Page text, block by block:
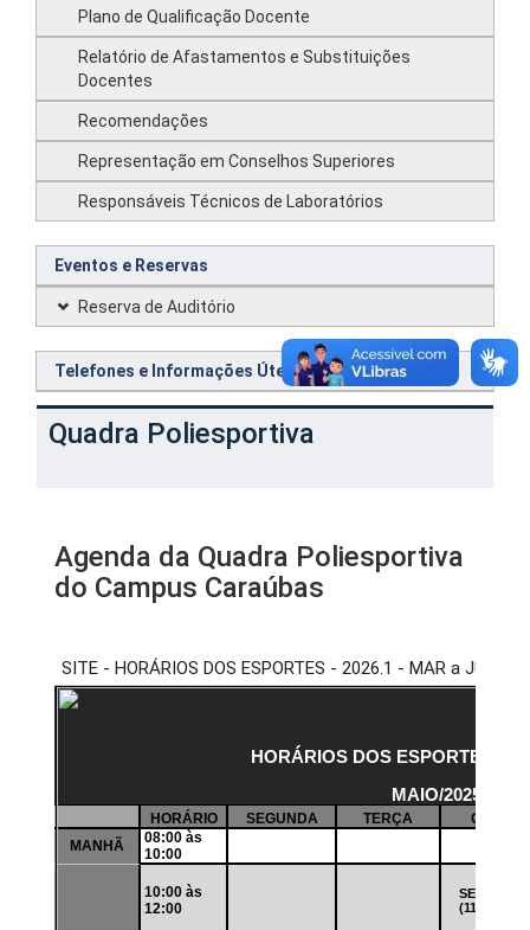
Plano de Qualificação Docente
Relatório de Afastamentos e Substituições
Docentes
Recomendações
Representação em Conselhos Superiores
Responsáveis Técnicos de Laboratórios
Eventos e Reservas
Reserva de Auditório
Telefones e Informações Úteis
Quadra Poliesportiva
Agenda da Quadra Poliesportiva
do Campus Caraúbas